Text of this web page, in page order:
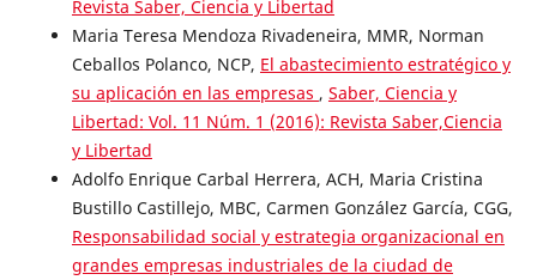
Revista Saber, Ciencia y Libertad
Maria Teresa Mendoza Rivadeneira, MMR, Norman
Ceballos Polanco, NCP, El abastecimiento estratégico y
su aplicación en las empresas , Saber, Ciencia y
Libertad: Vol. 11 Núm. 1 (2016): Revista Saber,Ciencia
y Libertad
Adolfo Enrique Carbal Herrera, ACH, Maria Cristina
Bustillo Castillejo, MBC, Carmen González García, CGG,
Responsabilidad social y estrategia organizacional en
grandes empresas industriales de la ciudad de